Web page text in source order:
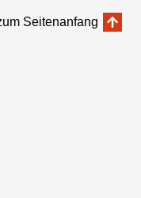
Seitenanfang